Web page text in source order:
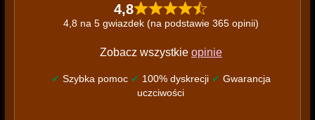
4,8
4,8 na 5 gwiazdek (na podstawie 365 opinii)
Zobacz wszystkie opinie
✔ Szybka pomoc ✔ 100% dyskrecji ✔ Gwarancja
uczciwości